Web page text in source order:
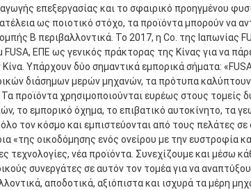
επεξεργασίας και το σφαιρικό προηγμένου
ως ποιοτικό στόχο, τα προϊόντα μπορούν να
Β περιβαλλοντικά. Το 2017, η Co. της Ιαπωνίας
ΕΠΕ ως γενικός πράκτορας της Κίνας για να
Υπάρχουν δύο σημαντικά εμπορικά σήματα:
διάσημων μερών μηχανών, τα πρότυπα καλύπτουν
προϊόντα χρησιμοποιούνται ευρέως στους
το εμπορικό όχημα, το επιβατικό αυτοκίνητο, τα
τον κόσμο και εμπιστεύονται από τους πελάτες σε
«της οικοδόμησης ενός ονείρου με την ευστροφία
τεχνολογίες, νέα προϊόντα. Συνεχίζουμε και μέσω
συνεργάτες σε αυτόν τον τομέα για να
αποδοτικά, αξιόπιστα και ισχυρά τα μέρη